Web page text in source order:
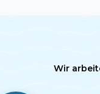
Wir